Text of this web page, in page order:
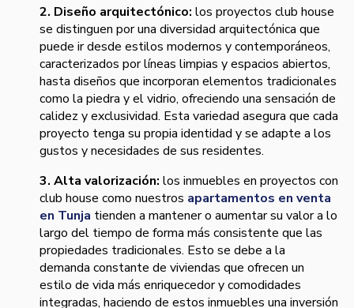
2. Diseño arquitectónico: los proyectos club house
se distinguen por una diversidad arquitectónica que
puede ir desde estilos modernos y contemporáneos,
caracterizados por líneas limpias y espacios abiertos,
hasta diseños que incorporan elementos tradicionales
como la piedra y el vidrio, ofreciendo una sensación de
calidez y exclusividad. Esta variedad asegura que cada
proyecto tenga su propia identidad y se adapte a los
gustos y necesidades de sus residentes.
3. Alta valorización: los inmuebles en proyectos con
club house como nuestros apartamentos en venta
en Tunja tienden a mantener o aumentar su valor a lo
largo del tiempo de forma más consistente que las
propiedades tradicionales. Esto se debe a la
demanda constante de viviendas que ofrecen un
estilo de vida más enriquecedor y comodidades
integradas, haciendo de estos inmuebles una inversión